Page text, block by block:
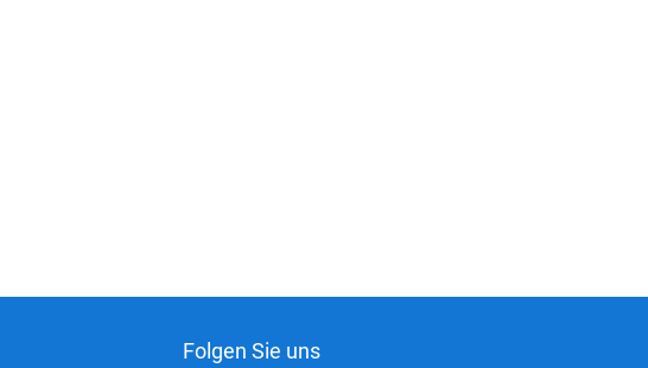
Folgen Sie uns